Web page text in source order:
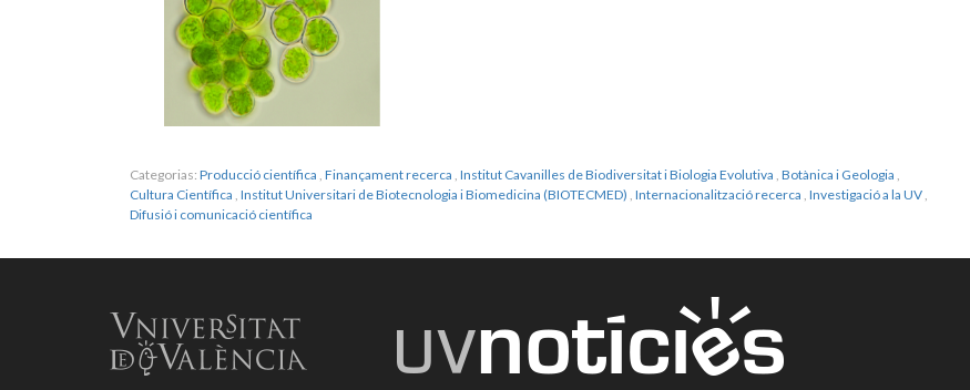
Categorias: Producció científica , Finançament recerca , Institut Cavanilles de Biodiversitat i Biologia Evolutiva , Botànica i Geologia ,
Cultura Científica , Institut Universitari de Biotecnologia i Biomedicina (BIOTECMED) , Internacionalització recerca , Investigació a la UV,
Difusió i comunicació científica